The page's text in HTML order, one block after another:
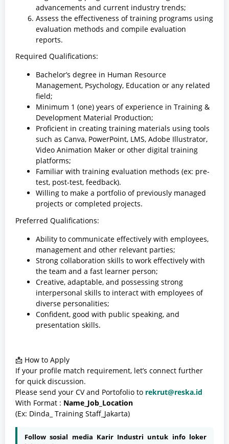
advancements and current industry trends;
Assess the effectiveness of training programs using
evaluation methods and compile evaluation
reports.
Required Qualifications:
Bachelor’s degree in Human Resource
Management, Psychology, Education or any related
field;
Minimum 1 (one) years of experience in Training &
Development Material Production;
Proficient in creating training materials using tools
such as Canva, PowerPoint, LMS, Adobe Illustrator,
Video Animation Maker or other digital training
platforms;
Familiar with training evaluation methods (ex: pre-
test, post-test, feedback).
Willing to make a portfolio of previously managed
projects or completed projects.
Preferred Qualifications:
Ability to communicate effectively with employees,
management and other relevant parties;
Strong collaboration skills to work effectively with
the team and a fast learner person;
Creative, adaptable, and possessing strong
interpersonal skills to interact with employees of
diverse personalities;
Confident, good with public speaking, and
presentation skills.
📩 How to Apply
If your profile match requirement, let’s connect further
for quick discussion.
Please send your CV and Portofolio to rekrut@reska.id
With Format : Name_Job_Location
(Ex: Dinda_ Training Staff_Jakarta)
Follow sosial media Karir Industri untuk info loker